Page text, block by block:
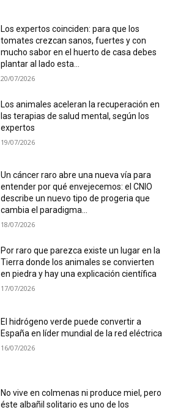
Los expertos coinciden: para que los
tomates crezcan sanos, fuertes y con
mucho sabor en el huerto de casa debes
plantar al lado esta...
20/07/2026
Los animales aceleran la recuperación en
las terapias de salud mental, según los
expertos
19/07/2026
Un cáncer raro abre una nueva vía para
entender por qué envejecemos: el CNIO
describe un nuevo tipo de progeria que
cambia el paradigma...
18/07/2026
Por raro que parezca existe un lugar en la
Tierra donde los animales se convierten
en piedra y hay una explicación científica
17/07/2026
El hidrógeno verde puede convertir a
España en líder mundial de la red eléctrica
16/07/2026
No vive en colmenas ni produce miel, pero
éste albañil solitario es uno de los